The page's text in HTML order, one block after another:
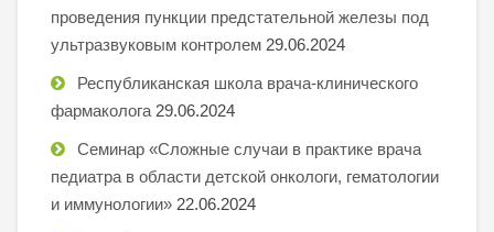
проведения пункции предстательной железы под
ультразвуковым контролем 29.06.2024
Республиканская школа врача-клинического
фармаколога 29.06.2024
Семинар «Сложные случаи в практике врача
педиатра в области детской онкологи, гематологии
и иммунологии» 22.06.2024